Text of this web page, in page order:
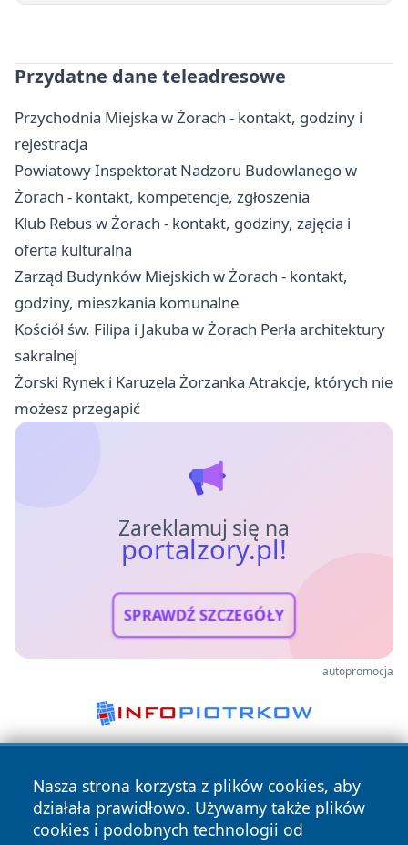
Przydatne dane teleadresowe
Przychodnia Miejska w Żorach - kontakt, godziny i
rejestracja
Powiatowy Inspektorat Nadzoru Budowlanego w
Żorach - kontakt, kompetencje, zgłoszenia
Klub Rebus w Żorach - kontakt, godziny, zajęcia i
oferta kulturalna
Zarząd Budynków Miejskich w Żorach - kontakt,
godziny, mieszkania komunalne
Kościół św. Filipa i Jakuba w Żorach Perła architektury
sakralnej
Żorski Rynek i Karuzela Żorzanka Atrakcje, których nie
możesz przegapić
Zareklamuj się na
portalzory.pl!
SPRAWDŹ SZCZEGÓŁY
autopromocja
Nasza strona korzysta z plików cookies, aby
działała prawidłowo. Używamy także plików
cookies i podobnych technologii od